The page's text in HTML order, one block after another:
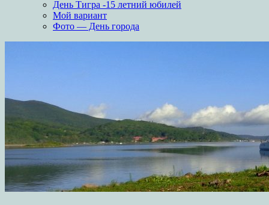
День Тигра -15 летний юбилей
Мой вариант
Фото — День города